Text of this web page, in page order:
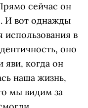
сейчас он
И вот однажды
в
оно
яви, когда он
наша жизнь,
мы видим за